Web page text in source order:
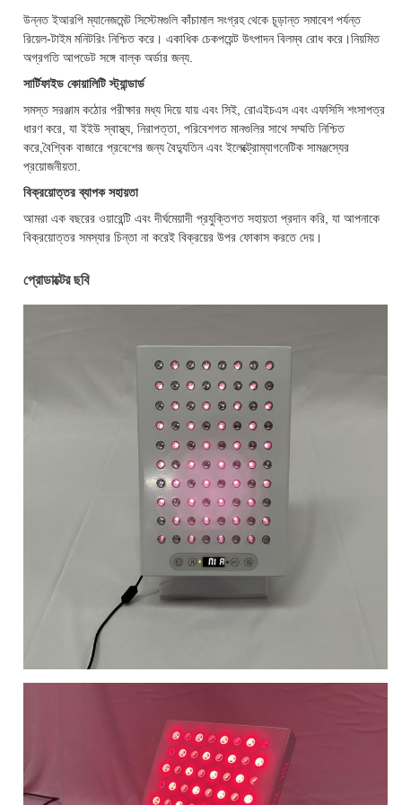
উন্নত ইআরপি ম্যানেজমেন্ট সিস্টেমগুলি কাঁচামাল সংগ্রহ থেকে চূড়ান্ত সমাবেশ পর্যন্ত
রিয়েল-টাইম মনিটরিং নিশ্চিত করে। একাধিক চেকপয়েন্ট উৎপাদন বিলম্ব রোধ করে।নিয়মিত
অগ্রগতি আপডেট সঙ্গে বাল্ক অর্ডার জন্য.
সার্টিফাইড কোয়ালিটি স্ট্যান্ডার্ড
সমস্ত সরঞ্জাম কঠোর পরীক্ষার মধ্য দিয়ে যায় এবং সিই, রোএইচএস এবং এফসিসি শংসাপত্র
ধারণ করে, যা ইইউ স্বাস্থ্য, নিরাপত্তা, পরিবেশগত মানগুলির সাথে সম্মতি নিশ্চিত
করে,বৈশ্বিক বাজারে প্রবেশের জন্য বৈদ্যুতিন এবং ইলেক্ট্রোম্যাগনেটিক সামঞ্জস্যের
প্রয়োজনীয়তা.
বিক্রয়োত্তর ব্যাপক সহায়তা
আমরা এক বছরের ওয়ারেন্টি এবং দীর্ঘমেয়াদী প্রযুক্তিগত সহায়তা প্রদান করি, যা আপনাকে
বিক্রয়োত্তর সমস্যার চিন্তা না করেই বিক্রয়ের উপর ফোকাস করতে দেয়।
প্রোডাক্টের ছবি